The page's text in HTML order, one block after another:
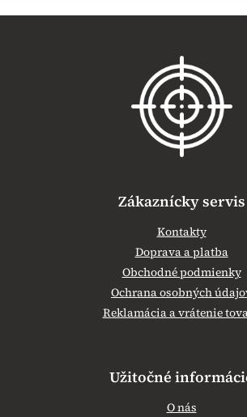
Zákaznícky servis
Kontakty
Doprava a platba
Obchodné podmienky
Ochrana osobných
Reklamácia a vrátenie
Užitočné
O nás